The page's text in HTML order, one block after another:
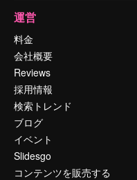
運営
料金
会社概要
Reviews
採用情報
検索トレンド
ブログ
イベント
Slidesgo
コンテンツを販売する